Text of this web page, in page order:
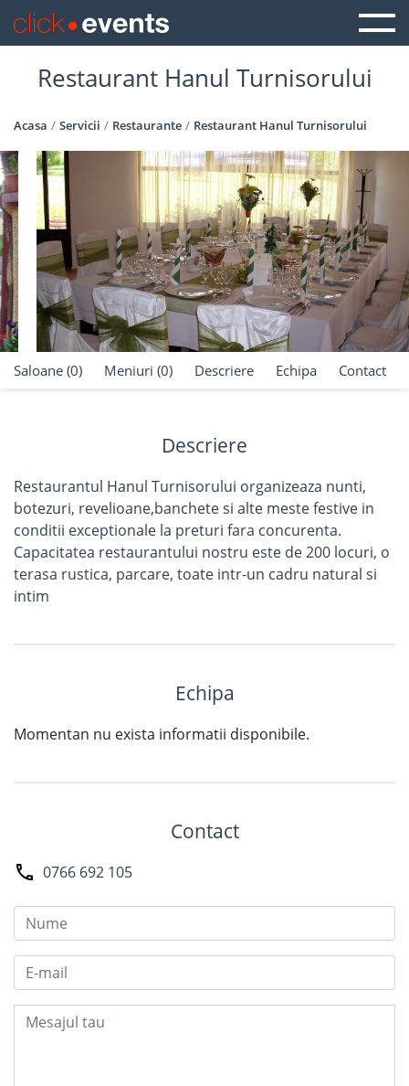
Restaurant Hanul Turnisorului
Acasa Servicii Restaurante Restaurant Hanul Turnisorului
Saloane (0) Meniuri (0) Descriere Echipa Contact
Descriere
Restaurantul Hanul Turnisorului organizeaza nunti,
botezuri, revelioane,banchete si alte meste festive in
conditii exceptionale la preturi fara concurenta.
Capacitatea restaurantului nostru este de 200 locuri, o
terasa rustica, parcare, toate intr-un cadru natural si
intim
Echipa
Momentan nu exista informatii disponibile.
Contact
0766 692 105